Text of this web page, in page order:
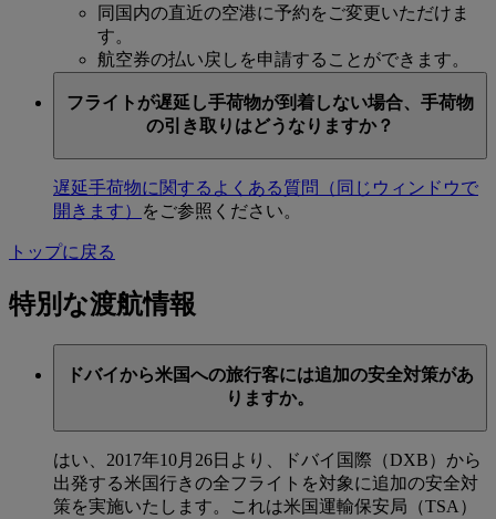
同国内の直近の空港に予約をご変更いただけま
す。
航空券の払い戻しを申請することができます。
フライトが遅延し手荷物が到着しない場合、手荷物
の引き取りはどうなりますか？
遅延手荷物に関するよくある質問
（同じウィンドウで
開きます）
をご参照ください。
トップに戻る
特別な渡航情報
ドバイから米国への旅行客には追加の安全対策があ
りますか。
はい、2017年10月26日より、ドバイ国際（DXB）から
出発する米国行きの全フライトを対象に追加の安全対
策を実施いたします。これは米国運輸保安局（TSA）